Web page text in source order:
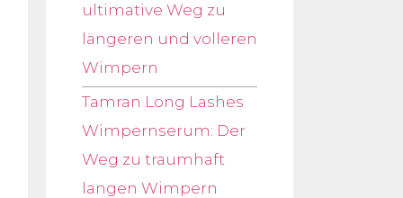
ultimative Weg zu
längeren und volleren
Wimpern
Tamran Long Lashes
Wimpernserum: Der
Weg zu traumhaft
langen Wimpern